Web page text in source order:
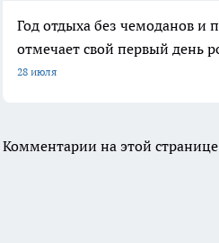
Год отдыха без чемоданов и
отмечает свой первый день
28 июля
Комментарии на этой